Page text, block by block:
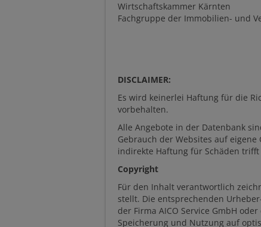
Wirtschaftskammer Kärnten
Fachgruppe der Immobilien- und
DISCLAIMER:
Es wird keinerlei Haftung für die
vorbehalten.
Alle Angebote in der Datenbank
Gebrauch der Websites auf
indirekte Haftung für Schäden
Copyright
Für den Inhalt verantwortlich
stellt. Die entsprechenden
der Firma AICO Service GmbH
Speicherung und Nutzung auf